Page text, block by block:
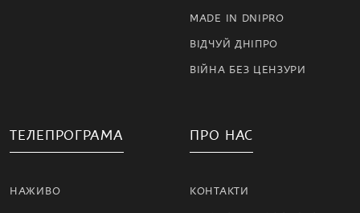
MADE IN DNIPRO
ВІДЧУЙ ДНІПРО
ВІЙНА БЕЗ ЦЕНЗУРИ
ТЕЛЕПРОГРАМА
НАЖИВО
ПРО НАС
КОНТАКТИ